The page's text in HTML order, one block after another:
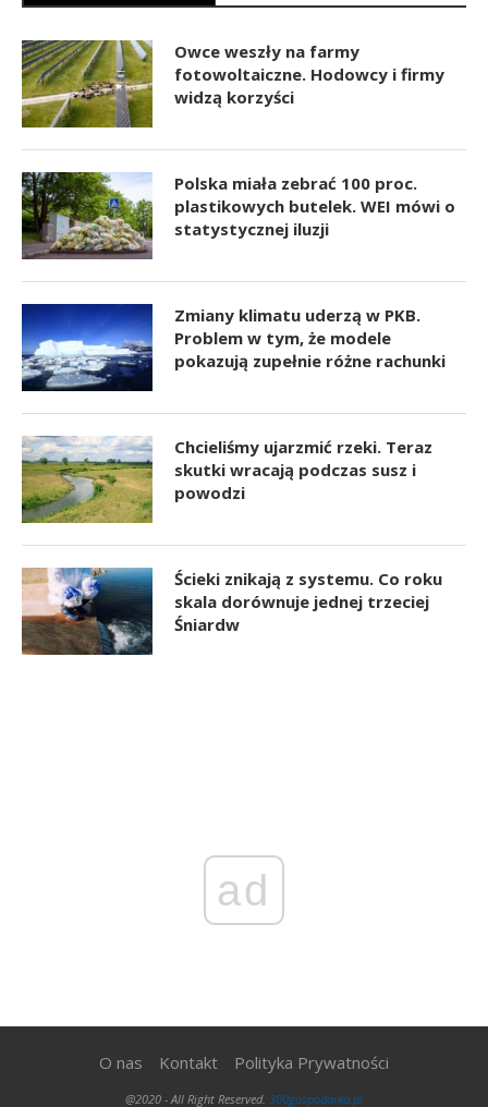
Owce weszły na farmy
fotowoltaiczne. Hodowcy i firmy
widzą korzyści
Polska miała zebrać 100 proc.
plastikowych butelek. WEI mówi o
statystycznej iluzji
Zmiany klimatu uderzą w PKB.
Problem w tym, że modele
pokazują zupełnie różne rachunki
Chcieliśmy ujarzmić rzeki. Teraz
skutki wracają podczas susz i
powodzi
Ścieki znikają z systemu. Co roku
skala dorównuje jednej trzeciej
Śniardw
ad
O nas Kontakt Polityka Prywatności
@2020 - All Right Reserved. 300gospodarka.pl